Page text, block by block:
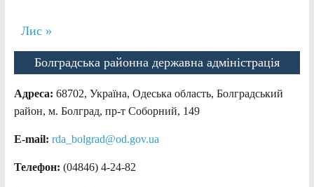
Лис »
Болградська районна державна адміністрація
Адреса: 68702, Україна, Одеська область, Болградський
район, м. Болград, пр-т Соборний, 149
E-mail: rda_bolgrad@od.gov.ua
Телефон: (04846) 4-24-82